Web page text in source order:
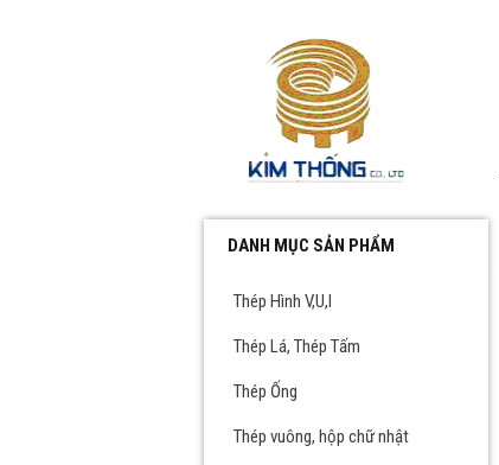
DANH MỤC SẢN PHẨM
Thép Hình V,U,I
Thép Lá, Thép Tấm
Thép Ống
Thép vuông, hộp chữ nhật